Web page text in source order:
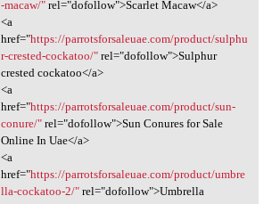
-macaw/"rel="dofollow">Scarlet Macaw</a>
<a
href="https://parrotsforsaleuae.com/product/sulphu
r-crested-cockatoo/"rel="dofollow">Sulphur
crested cockatoo</a>
<a
href="https://parrotsforsaleuae.com/product/sun-
conure/"rel="dofollow">Sun Conures for Sale
Online In Uae</a>
<a
href="https://parrotsforsaleuae.com/product/umbre
lla-cockatoo-2/"rel="dofollow">Umbrella